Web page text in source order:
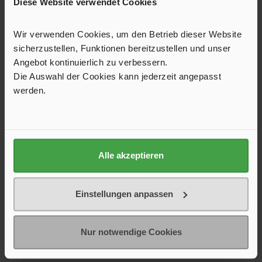
Wir verwenden Cookies, um den Betrieb dieser Website
sicherzustellen, Funktionen bereitzustellen und unser
Angebot kontinuierlich zu verbessern.
Die Auswahl der Cookies kann jederzeit angepasst
werden.
Alle akzeptieren
Einstellungen anpassen
Nur notwendige Cookies
Kühlschrank-Doppellüfter Titan SC22V2+, ø 92
mm
Sehr leiser 12-Volt-Doppellüfter, der speziell für die Montage
Abwärme z. B. von Kühlschränken schneller nach außen zu
befördern und so die Kühlleistung zu verbessern. Der nach